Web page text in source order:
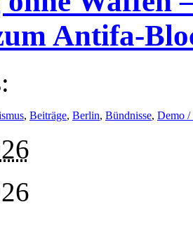
Antifa-
, Beiträge, Berlin, Bündnisse, Demo /